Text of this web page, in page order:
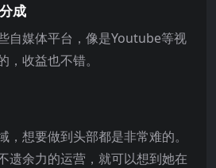
成
自媒体平台，像是Youtube等视
收益也不错。
，想要做到头部都是非常难的。
遗余力的运营，就可以想到她在